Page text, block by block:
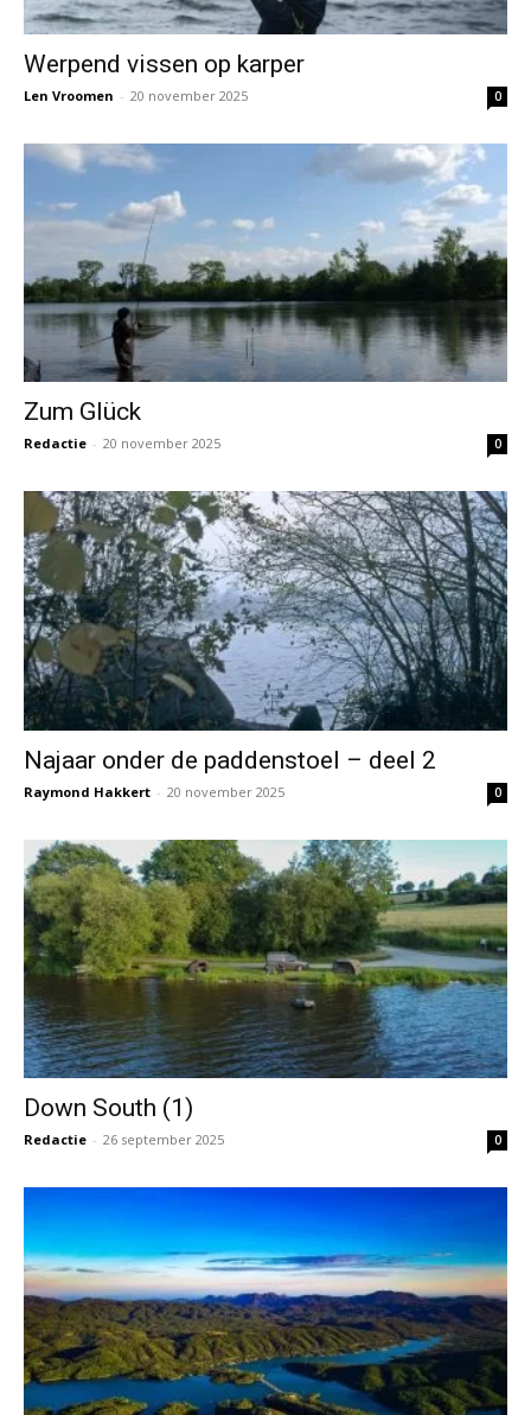
Werpend vissen op karper
Len Vroomen - 20 november 2025 0
Zum Glück
Redactie - 20 november 2025 0
Najaar onder de paddenstoel – deel 2
Raymond Hakkert - 20 november 2025 0
Down South (1)
Redactie - 26 september 2025 0